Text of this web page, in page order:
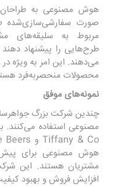
هوش مصنوعی به
صورت سفارشی‌سازی‌شده
طرح‌هایی را پیشنهاد
می‌دهند. این امر به ویژه
محصولات منحصربه‌فرد
نمونه‌های موفق
چندین شرکت بزرگ
مصنوعی استفاده می‌کنند.
هوش مصنوعی برای
افزایش فروش و بهبود